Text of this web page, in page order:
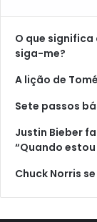
O que significa
siga-me?
A lição de Tomé
Sete passos
Justin Bieber
“Quando
Chuck Norris